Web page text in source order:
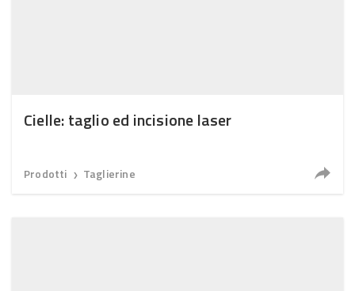
Cielle: taglio ed incisione laser
Prodotti ❯ Taglierine